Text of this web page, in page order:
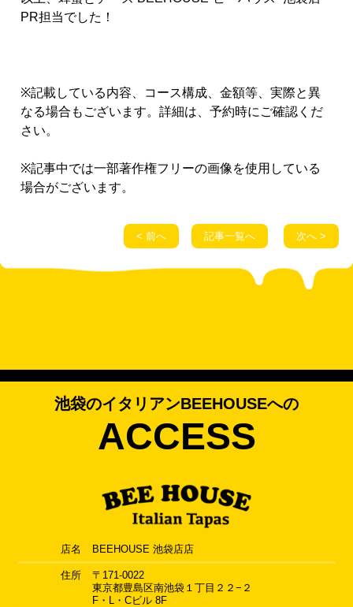
PR担当でした！
※記載している内容、コース構成、金額等、実際と異
なる場合もございます。詳細は、予約時にご確認くだ
さい。
※記事中では一部著作権フリーの画像を使用している
場合がございます。
< 前へ 記事一覧へ 次へ >
池袋のイタリアンBEEHOUSEへの
ACCESS
店名 BEEHOUSE 池袋店店
住所
〒171-0022
東京都豊島区南池袋１丁目２２−２
F・L・Cビル 8F